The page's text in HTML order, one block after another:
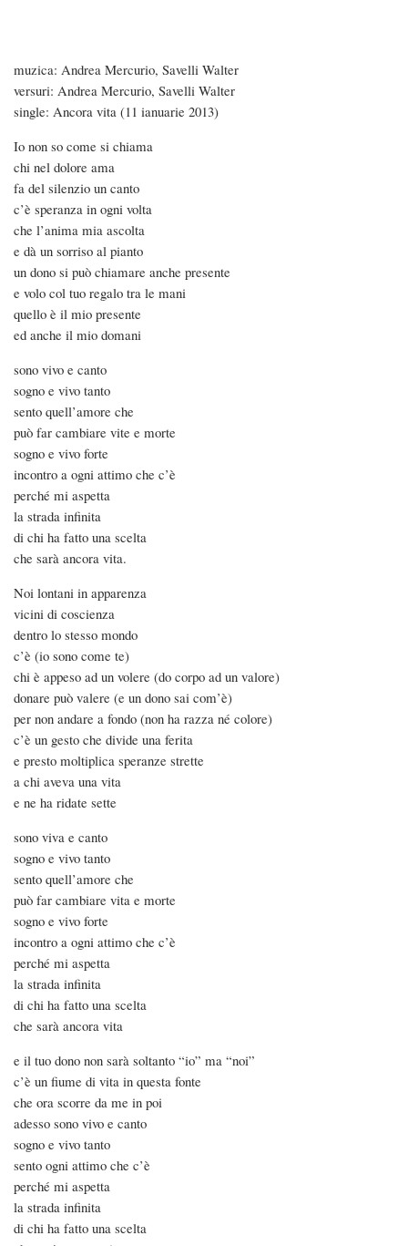
content
Ancora
vita
muzica: Andrea Mercurio, Savelli Walter
versuri: Andrea Mercurio, Savelli Walter
single: Ancora vita (11 ianuarie 2013)
Io non so come si chiama
chi nel dolore ama
fa del silenzio un canto
c’è speranza in ogni volta
che l’anima mia ascolta
e dà un sorriso al pianto
un dono si può chiamare anche presente
e volo col tuo regalo tra le mani
quello è il mio presente
ed anche il mio domani
sono vivo e canto
sogno e vivo tanto
sento quell’amore che
può far cambiare vite e morte
sogno e vivo forte
incontro a ogni attimo che c’è
perché mi aspetta
la strada infinita
di chi ha fatto una scelta
che sarà ancora vita.
Noi lontani in apparenza
vicini di coscienza
dentro lo stesso mondo
c’è (io sono come te)
chi è appeso ad un volere (do corpo ad un valore)
donare può valere (e un dono sai com’è)
per non andare a fondo (non ha razza né colore)
c’è un gesto che divide una ferita
e presto moltiplica speranze strette
a chi aveva una vita
e ne ha ridate sette
sono viva e canto
sogno e vivo tanto
sento quell’amore che
può far cambiare vita e morte
sogno e vivo forte
incontro a ogni attimo che c’è
perché mi aspetta
la strada infinita
di chi ha fatto una scelta
che sarà ancora vita
e il tuo dono non sarà soltanto “io” ma “noi”
c’è un fiume di vita in questa fonte
che ora scorre da me in poi
adesso sono vivo e canto
sogno e vivo tanto
sento ogni attimo che c’è
perché mi aspetta
la strada infinita
di chi ha fatto una scelta